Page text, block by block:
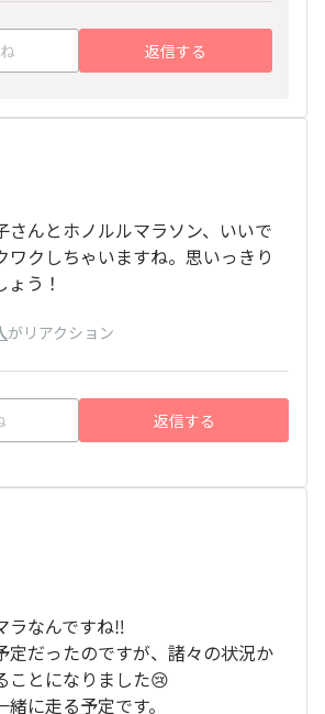
返信する
さんとホノルルマラソン、いいで
ワクしちゃいますね。思いっきり
う！
がリアクション
返信する
ラなんですね‼️
定だったのですが、諸々の状況か
ことになりました😢
に走る予定です。